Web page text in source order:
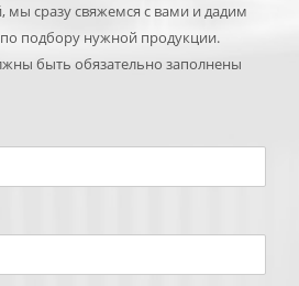
мы сразу свяжемся с вами и дадим
подбору нужной продукции.
быть обязательно заполнены